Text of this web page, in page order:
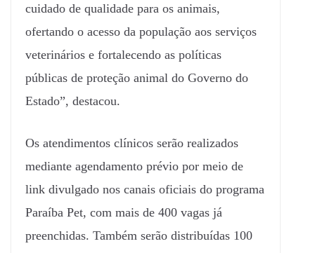
cuidado de qualidade para os animais,
ofertando o acesso da população aos serviços
veterinários e fortalecendo as políticas
públicas de proteção animal do Governo do
Estado”, destacou.
Os atendimentos clínicos serão realizados
mediante agendamento prévio por meio de
link divulgado nos canais oficiais do programa
Paraíba Pet, com mais de 400 vagas já
preenchidas. Também serão distribuídas 100